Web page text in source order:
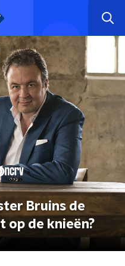
Bruins de
op de knieën?